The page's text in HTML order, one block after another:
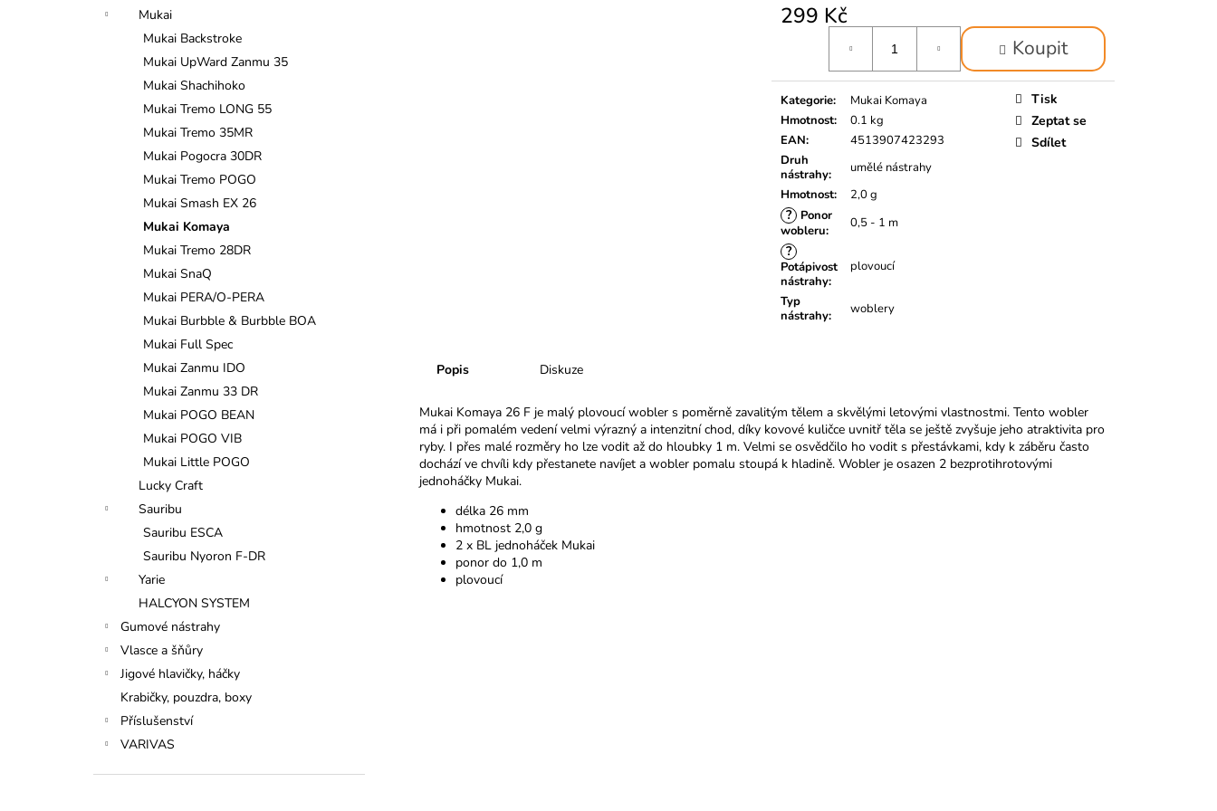
Mukai
Mukai Backstroke
Mukai UpWard Zanmu 35
Mukai Shachihoko
Mukai Tremo LONG 55
Mukai Tremo 35MR
Mukai Pogocra 30DR
Mukai Tremo POGO
Mukai Smash EX 26
Mukai Komaya
Mukai Tremo 28DR
Mukai SnaQ
Mukai PERA/O-PERA
Mukai Burbble & Burbble BOA
Mukai Full Spec
Mukai Zanmu IDO
Mukai Zanmu 33 DR
Mukai POGO BEAN
Mukai POGO VIB
Mukai Little POGO
Lucky Craft
Sauribu
Sauribu ESCA
Sauribu Nyoron F-DR
Yarie
HALCYON SYSTEM
Gumové nástrahy
Vlasce a šňůry
Jigové hlavičky, háčky
Krabičky, pouzdra, boxy
Příslušenství
VARIVAS
299 Kč
Koupit
Kategorie:
Mukai Komaya
Hmotnost:
0.1 kg
EAN:
4513907423293
Druh
nástrahy:
umělé nástrahy
Hmotnost: 2,0 g
?
Ponor
wobleru: 0,5 - 1 m
?
Potápivost
nástrahy:
plovoucí
Typ
nástrahy: woblery
Tisk
Zeptat se
Sdílet
Popis Diskuze
Mukai Komaya 26 F je malý plovoucí wobler s poměrně zavalitým tělem a skvělými letovými vlastnostmi. Tento wobler
má i při pomalém vedení velmi výrazný a intenzitní chod, díky kovové kuličce uvnitř těla se ještě zvyšuje jeho atraktivita pro
ryby. I přes malé rozměry ho lze vodit až do hloubky 1 m. Velmi se osvědčilo ho vodit s přestávkami, kdy k záběru často
dochází ve chvíli kdy přestanete navíjet a wobler pomalu stoupá k hladině. Wobler je osazen 2 bezprotihrotovými
jednoháčky Mukai.
délka 26 mm
hmotnost 2,0 g
2 x BL jednoháček Mukai
ponor do 1,0 m
plovoucí